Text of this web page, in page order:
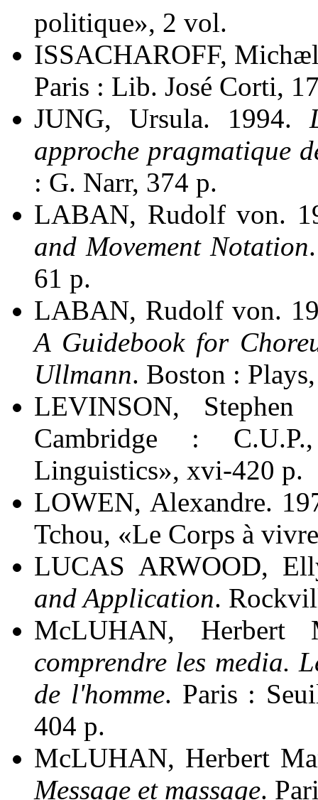
politique», 2 vol.
ISSACHAROFF,
Paris : Lib. José Corti,
JUNG, Ursula. 1994.
approche pragmatique
: G. Narr, 374 p.
LABAN, Rudolf von.
and Movement Notation
61 p.
LABAN, Rudolf von.
A Guidebook for
Ullmann. Boston :
LEVINSON,
Cambridge :
Linguistics», xvi-420 p.
LOWEN, Alexandre.
Tchou, «Le Corps à
LUCAS ARWOOD,
and Application.
McLUHAN,
comprendre les media.
de l'homme. Paris :
404 p.
McLUHAN, Herbert
Message et massage.